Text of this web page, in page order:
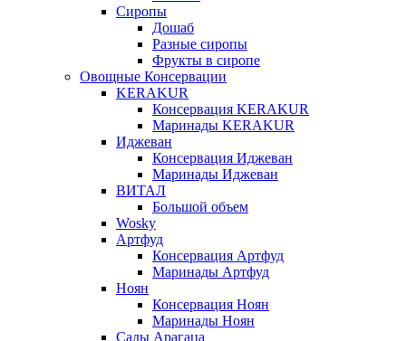
Сиропы
Дошаб
Разные сиропы
Фрукты в сиропе
Овощные Консервации
KERAKUR
Консервация KERAKUR
Маринады KERAKUR
Иджеван
Консервация Иджеван
Маринады Иджеван
ВИТАЛ
Большой объем
Wosky
Артфуд
Консервация Артфуд
Маринады Артфуд
Ноян
Консервация Ноян
Маринады Ноян
Сады Арагаца